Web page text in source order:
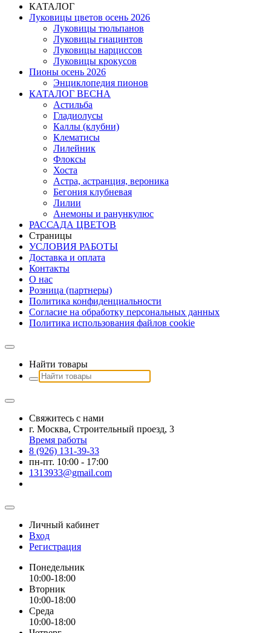
КАТАЛОГ
Луковицы цветов осень 2026
Луковицы тюльпанов
Луковицы гиацинтов
Луковицы нарциссов
Луковицы крокусов
Пионы осень 2026
Энциклопедия пионов
КАТАЛОГ ВЕСНА
Астильба
Гладиолусы
Каллы (клубни)
Клематисы
Лилейник
Флоксы
Хоста
Астра, астранция, вероника
Бегония клубневая
Лилии
Анемоны и ранункулюс
РАССАДА ЦВЕТОВ
Страницы
УСЛОВИЯ РАБОТЫ
Доставка и оплата
Контакты
О наc
Розница (партнеры)
Политика конфиденциальности
Согласие на обработку персональных данных
Политика использования файлов сookie
Найти товары
Свяжитесь с нами
г. Москва, Строительный проезд, 3
Время работы
8 (926) 131-39-33
пн-пт. 10:00 - 17:00
1313933@gmail.com
Личный кабинет
Вход
Регистрация
Понедельник
10:00-18:00
Вторник
10:00-18:00
Среда
10:00-18:00